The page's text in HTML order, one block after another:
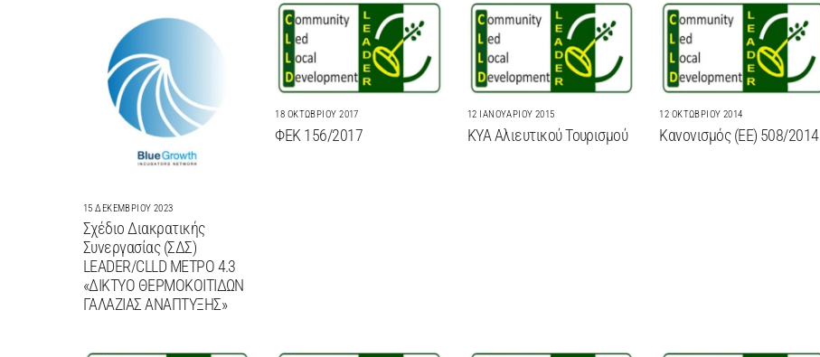
15 ΔΕΚΕΜΒΡΊΟΥ 2023
Σχέδιο Διακρατικής
Συνεργασίας (ΣΔΣ)
LEADER/CLLD ΜΕΤΡΟ 4.3
«ΔΙΚΤΥΟ ΘΕΡΜΟΚΟΙΤΙΔΩΝ
ΓΑΛΑΖΙΑΣ ΑΝΑΠΤΥΞΗΣ»
18 ΟΚΤΩΒΡΊΟΥ 2017
ΦΕΚ 156/2017
12 ΙΑΝΟΥΑΡΊΟΥ 2015
ΚΥΑ Αλιευτικού Τουρισμού
12 ΟΚΤΩΒΡΊΟΥ 2014
Κανονισμός (ΕΕ) 508/2014